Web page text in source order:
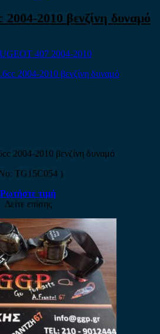
2004-2010 βενζίνη δυναμό
407 2004-2010
2004-2010 βενζίνη δυναμό
TG15C054 )
Ρωτήστε τιμή
Δείτε επίσης